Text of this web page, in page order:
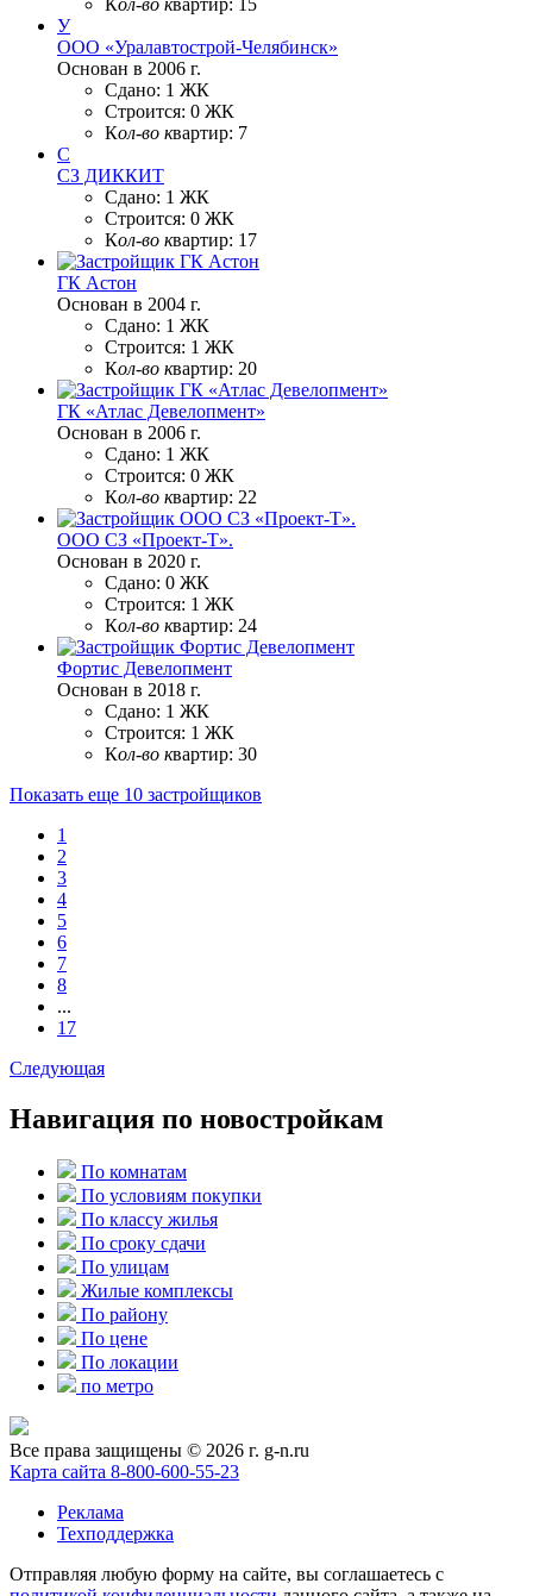
У
ООО «Уралавтострой-Челябинск»
Основан в 2006 г.
Сдано: 1 ЖК
Строится: 0 ЖК
Кол-во квартир: 7
С
СЗ ДИККИТ
Сдано: 1 ЖК
Строится: 0 ЖК
Кол-во квартир: 17
ГК Астон
Основан в 2004 г.
Сдано: 1 ЖК
Строится: 1 ЖК
Кол-во квартир: 20
ГК «Атлас Девелопмент»
Основан в 2006 г.
Сдано: 1 ЖК
Строится: 0 ЖК
Кол-во квартир: 22
ООО СЗ «Проект-Т».
Основан в 2020 г.
Сдано: 0 ЖК
Строится: 1 ЖК
Кол-во квартир: 24
Фортис Девелопмент
Основан в 2018 г.
Сдано: 1 ЖК
Строится: 1 ЖК
Кол-во квартир: 30
Показать еще 10 застройщиков
1
2
3
4
5
6
7
8
...
17
Следующая
Навигация по новостройкам
По комнатам
По условиям покупки
По классу жилья
По сроку сдачи
По улицам
Жилые комплексы
По району
По цене
По локации
по метро
Все права защищены © 2026 г. g-n.ru
Карта сайта 8-800-600-55-23
Реклама
Техподдержка
Отправляя любую форму на сайте, вы соглашаетесь с